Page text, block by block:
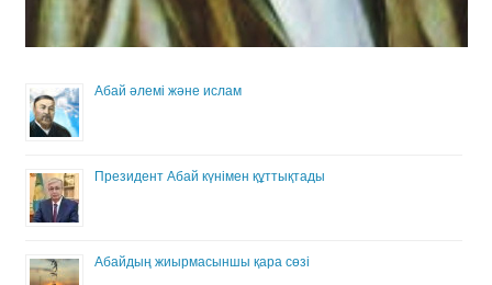
Абай әлемі және ислам
Президент Абай күнімен құттықтады
Абайдың жиырмасыншы қара сөзі